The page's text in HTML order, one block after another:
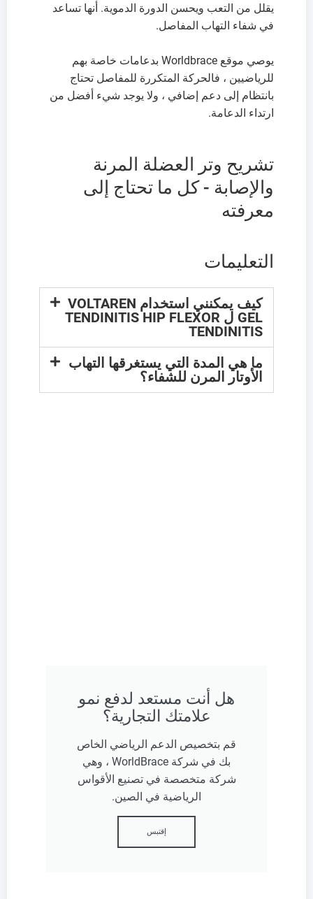
يقلل من التعب ويحسن الدورة الدموية. أنها تساعد
في شفاء التهاب المفاصل.
يوصي موقع Worldbrace بدعامات خاصة بهم
للرياضيين ، فالحركة المتكررة للمفاصل تحتاج
بانتظام إلى دعم إضافي ، ولا يوجد شيء أفضل من
ارتداء الدعامة.
تشريح وتر العضلة المرنة
والإصابة - كل ما تحتاج إلى
معرفته
التعليمات
كيف يمكنني استخدام VOLTAREN
GEL ل TENDINITIS HIP FLEXOR
TENDINITIS
ما هي المدة التي يستغرقها التهاب
الأوتار المرن للشفاء؟
هل أنت مستعد لدفع نمو
علامتك التجارية؟
قم بتخصيص الدعم الرياضي الخاص
بك في شركة WorldBrace ، وهي
شركة متخصصة في تصنيع الأقواس
الرياضية في الصين.
إقتبس